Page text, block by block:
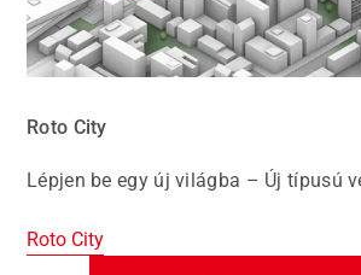
Roto City
Lépjen be egy új világba – Új típusú
Roto City